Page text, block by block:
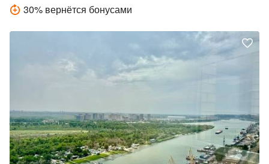
30% вернётся бонусами